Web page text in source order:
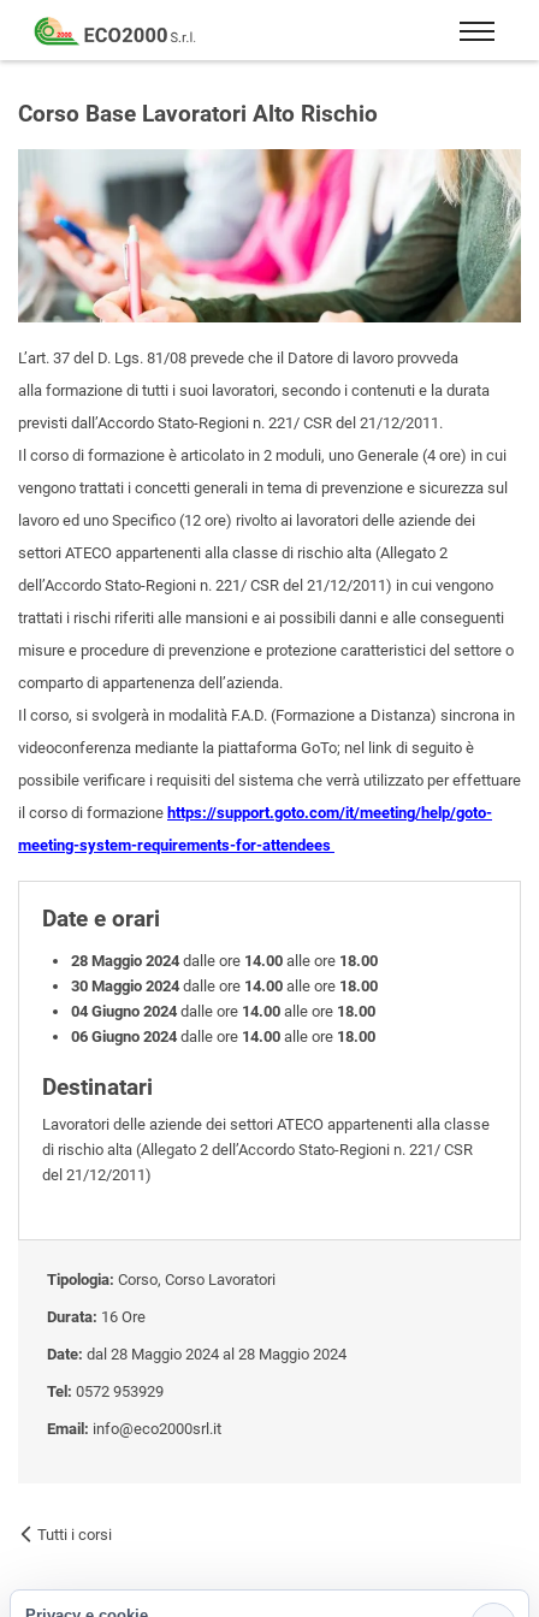
Eco
2000
Formazione
consulenza
la
sicurezza
sul
lavoro
–
81/08
Corso Base Lavoratori Alto Rischio
L’art. 37 del D. Lgs. 81/08 prevede che il Datore di lavoro provveda
alla formazione di tutti i suoi lavoratori, secondo i contenuti e la durata
previsti dall’Accordo Stato-Regioni n. 221/ CSR del 21/12/2011.
Il corso di formazione è articolato in 2 moduli, uno Generale (4 ore) in cui
vengono trattati i concetti generali in tema di prevenzione e sicurezza sul
lavoro ed uno Specifico (12 ore) rivolto ai lavoratori delle aziende dei
settori ATECO appartenenti alla classe di rischio alta (Allegato 2
dell’Accordo Stato-Regioni n. 221/ CSR del 21/12/2011) in cui vengono
trattati i rischi riferiti alle mansioni e ai possibili danni e alle conseguenti
misure e procedure di prevenzione e protezione caratteristici del settore o
comparto di appartenenza dell’azienda.
Il corso, si svolgerà in modalità F.A.D. (Formazione a Distanza) sincrona in
videoconferenza mediante la piattaforma GoTo; nel link di seguito è
possibile verificare i requisiti del sistema che verrà utilizzato per effettuare
il corso di formazione https://support.goto.com/it/meeting/help/goto-
meeting-system-requirements-for-attendees
Date e orari
28 Maggio 2024 dalle ore 14.00 alle ore 18.00
30 Maggio 2024 dalle ore 14.00 alle ore 18.00
04 Giugno 2024 dalle ore 14.00 alle ore 18.00
06 Giugno 2024 dalle ore 14.00 alle ore 18.00
Destinatari
Lavoratori delle aziende dei settori ATECO appartenenti alla classe
di rischio alta (Allegato 2 dell’Accordo Stato-Regioni n. 221/ CSR
del 21/12/2011)
Tipologia: Corso, Corso Lavoratori
Durata: 16 Ore
Date: dal 28 Maggio 2024 al 28 Maggio 2024
Tel: 0572 953929
Email: info@eco2000srl.it
Tutti i corsi